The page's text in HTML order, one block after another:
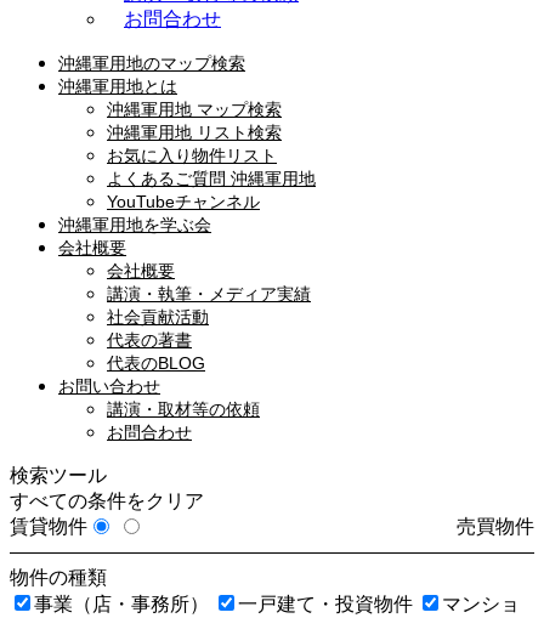
お問合わせ
沖縄軍用地のマップ検索
沖縄軍用地とは
沖縄軍用地 マップ検索
沖縄軍用地 リスト検索
お気に入り物件リスト
よくあるご質問 沖縄軍用地
YouTubeチャンネル
沖縄軍用地を学ぶ会
会社概要
会社概要
講演・執筆・メディア実績
社会貢献活動
代表の著書
代表のBLOG
お問い合わせ
講演・取材等の依頼
お問合わせ
検索ツール
すべての条件をクリア
賃貸物件
売買物件
物件の種類
事業（店・事務所）
一戸建て・投資物件
マンショ